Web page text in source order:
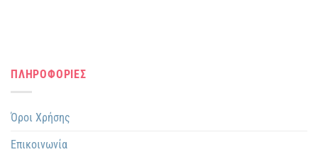
ΠΛΗΡΟΦΟΡΙΕΣ
Όροι Χρήσης
Επικοινωνία